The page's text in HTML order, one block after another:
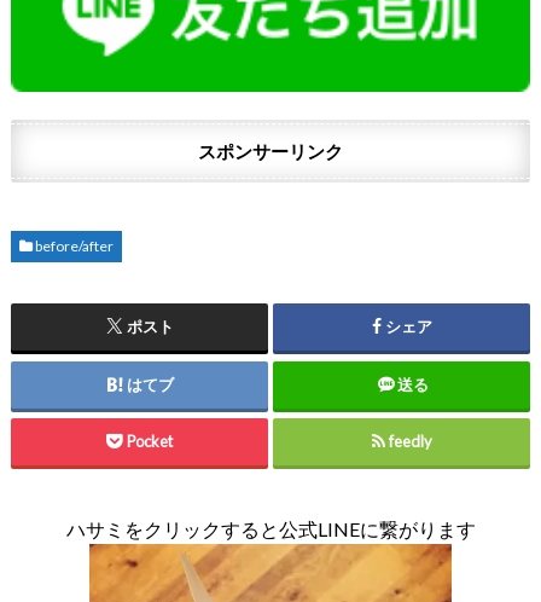
スポンサーリンク
before/after
ポスト シェア
はてブ 送る
Pocket feedly
ハサミをクリックすると公式LINEに繋がります